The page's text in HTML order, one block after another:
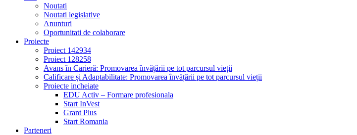
Noutati
Noutati legislative
Anunturi
Oportunitati de colaborare
Proiecte
Proiect 142934
Proiect 128258
Avans în Carieră: Promovarea învățării pe tot parcursul vieții
Calificare și Adaptabilitate: Promovarea învățării pe tot parcursul vieții
Proiecte incheiate
EDU Activ – Formare profesionala
Start InVest
Grant Plus
Start Romania
Parteneri